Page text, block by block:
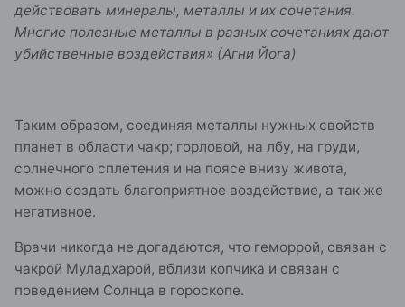
действовать минералы, металлы и их сочетания.
Многие полезные металлы в разных сочетаниях дают
убийственные воздействия» (Агни Йога)
Таким образом, соединяя металлы нужных свойств
планет в области чакр; горловой, на лбу, на груди,
солнечного сплетения и на поясе внизу живота,
можно создать благоприятное воздействие, а так же
негативное.
Врачи никогда не догадаются, что геморрой, связан с
чакрой Муладхарой, вблизи копчика и связан с
поведением Солнца в гороскопе.